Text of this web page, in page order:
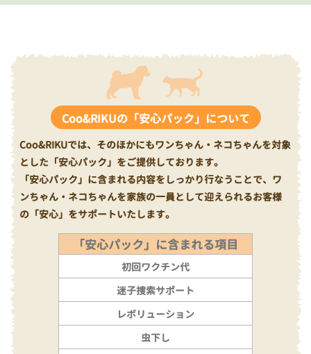
Coo&RIKUの「安心パック」について
Coo&RIKUでは、そのほかにもワンちゃん・ネコちゃんを対象
とした「安心パック」をご提供しております。
「安心パック」に含まれる内容をしっかり行なうことで、ワ
ンちゃん・ネコちゃんを家族の一員として迎えられるお客様
の「安心」をサポートいたします。
「安心パック」に含まれる項目
初回ワクチン代
迷子捜索サポート
レボリューション
虫下し